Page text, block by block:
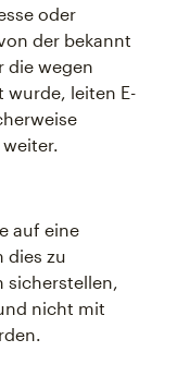
oder
der bekannt
die wegen
leiten E-
auf eine
dies zu
sicherstellen,
nicht mit